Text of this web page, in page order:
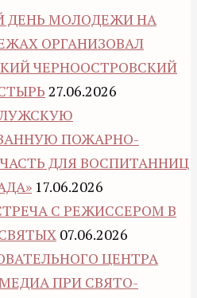
ДЕНЬ МОЛОДЕЖИ НА
ОРГАНИЗОВАЛ
ЧЕРНООСТРОВСКИЙ
27.06.2026
ПОЖАРНО-
ДЛЯ ВОСПИТАННИЦ
17.06.2026
С РЕЖИССЕРОМ В
07.06.2026
ЦЕНТРА
ПРИ СВЯТО-